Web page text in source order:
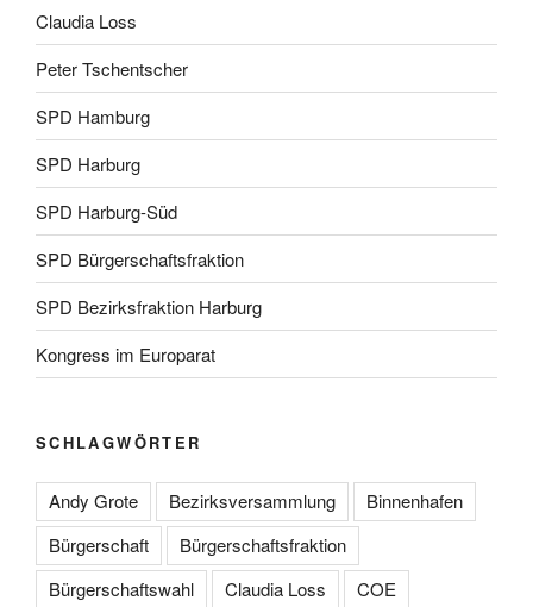
Claudia Loss
Peter Tschentscher
SPD Hamburg
SPD Harburg
SPD Harburg-Süd
SPD Bürgerschaftsfraktion
SPD Bezirksfraktion Harburg
Kongress im Europarat
SCHLAGWÖRTER
Andy Grote Bezirksversammlung
Binnenhafen
Bürgerschaft
Bürgerschaftsfraktion
Bürgerschaftswahl
Claudia Loss
COE